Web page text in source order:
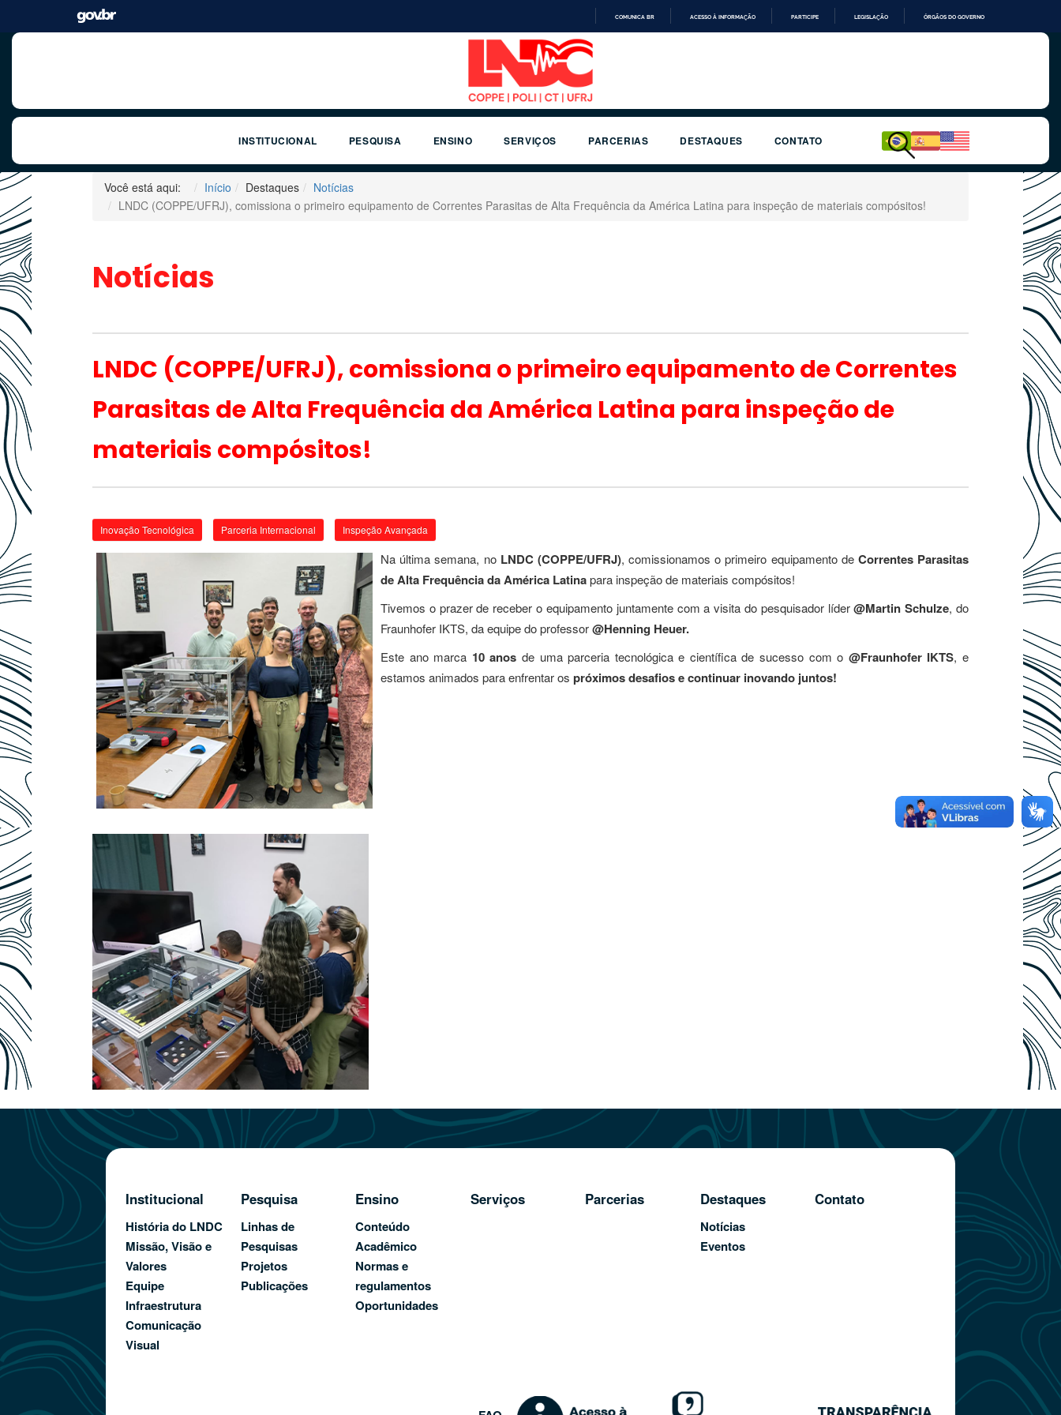
IR
PARA
O
CONTEÚDO
COMUNICA BR ACESSO À INFORMAÇÃO PARTICIPE LEGISLAÇÃO ÓRGÃOS DO GOVERNO
INSTITUCIONAL PESQUISA ENSINO SERVIÇOS PARCERIAS DESTAQUES CONTATO
Você está aqui: Início Destaques
Notícias
LNDC (COPPE/UFRJ), comissiona o primeiro equipamento de Correntes Parasitas de Alta Frequência da América Latina para inspeção de materiais compósitos!
Notícias
LNDC (COPPE/UFRJ), comissiona o primeiro equipamento de Correntes
Parasitas de Alta Frequência da América Latina para inspeção de
materiais compósitos!
Inovação Tecnológica Parceria Internacional Inspeção Avançada
Na última semana, noLNDC (COPPE/UFRJ), comissionamos o primeiro equipamento de Correntes Parasitas
de Alta Frequência da América Latinapara inspeção de materiais compósitos!
Tivemos o prazer de receber o equipamento juntamente com a visita do pesquisador líder@Martin Schulze, do
Fraunhofer IKTS, da equipe do professor@Henning Heuer.
Este ano marca 10 anos de uma parceria tecnológica e científica de sucesso com o @Fraunhofer IKTS, e
estamos animados para enfrentar os próximos desafios e continuar inovando juntos!
Institucional
História do LNDC
Missão, Visão e
Valores
Equipe
Infraestrutura
Comunicação
Visual
Pesquisa
Linhas de
Pesquisas
Projetos
Publicações
Ensino
Conteúdo
Acadêmico
Normas e
regulamentos
Oportunidades
Serviços Parcerias Destaques
Notícias
Eventos
Contato